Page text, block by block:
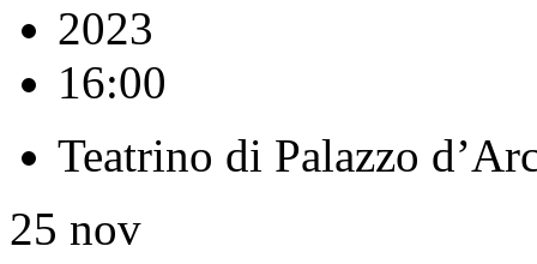
2023
16:00
Teatrino di Palazzo
25 nov